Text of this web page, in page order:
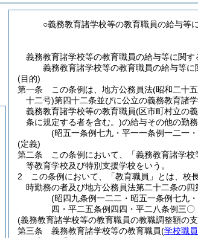
○義務教育諸学校等の教育職員の給与等
義務教育諸学校等の教育職員の給与等に関す
義務教育諸学校等の教育職員の給与等に
(目的)
第一条
この条例は、地方公務員法(昭和二十
十二号)第四十二条並びに公立の義務教育諸
義務教育諸学校等の教育職員(区市町村立の
条に規定する者を含む。)の給与その他の勤
(昭五一条例七九・平一一条例一二一
(定義)
第二条
この条例において、「義務教育諸学
等教育学校及び特別支援学校をいう。
2
この条例において、「教育職員」とは、校
時勤務の者及び地方公務員法第二十二条の
(昭四九条例一二二・昭五一条例七九
四・平二五条例四四・平二八条例三
(義務教育諸学校等の教育職員の教職調整額の
第三条
義務教育諸学校等の教育職員(学校職